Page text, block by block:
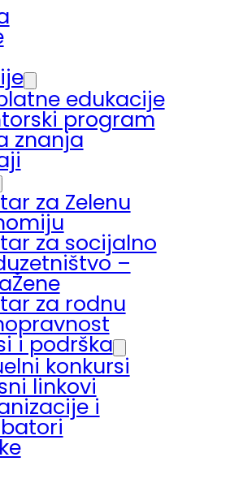
edukacije
program
znanja
za Zelenu
za socijalno
–
za rodnu
i podrška
konkursi
linkovi
i